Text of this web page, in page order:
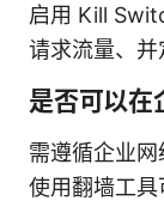
启用 Kill
请求流量、并
是否可以在
需遵循企业
使用翻墙工具